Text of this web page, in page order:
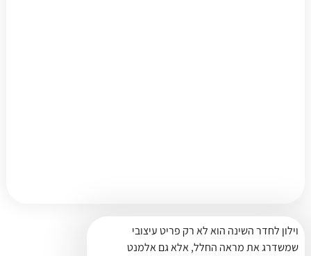
וילון לחדר השינה הוא לא רק פריט עיצובי
שמשדרג את מראה החלל, אלא גם אלמנט